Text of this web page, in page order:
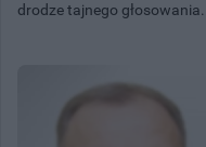
drodze tajnego głosowania...